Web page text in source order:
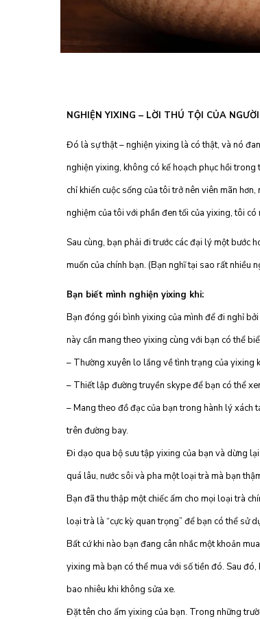
NGHIỆN YIXING – LỜI THÚ TỘI CỦA
Đó là sự thật – nghiện yixing là có thật, và nó
nghiện yixing, không có kế hoạch phục hồi
chỉ khiến cuộc sống của tôi trở nên viên mãn
nghiệm của tôi với phần đen tối của yixing, tôi
Sau cùng, bạn phải đi trước các đại lý một bước
muốn của chính bạn. (Bạn nghĩ tại sao rất nhiều
Bạn biết mình nghiện yixing khi:
Bạn đóng gói bình yixing của mình để đi nghỉ
này cần mang theo yixing cùng với bạn có thể
– Thường xuyên lo lắng về tình trạng của yixing
– Thiết lập đường truyền skype để bạn có thể
– Mang theo đồ đạc của bạn trong hành lý xách
trên đường bay.
Đi dạo qua bộ sưu tập yixing của bạn và dừng
quá lâu, nước sôi và pha một loại trà mà bạn
Bạn đã thu thập một chiếc ấm cho mọi loại trà
loại trà là “cực kỳ quan trọng” để bạn có thể sử
Bất cứ khi nào bạn đang cân nhắc một khoản
yixing mà bạn có thể mua với số tiền đó. Sau
bao nhiêu khi không sửa xe.
Đặt tên cho ấm yixing của bạn. Trong những